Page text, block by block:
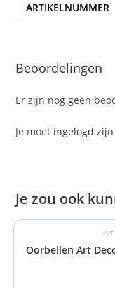
ARTIKELNUMMER
Beoordelingen
Er zijn nog geen
Je moet ingelogd zijn
Je zou ook
Oorbellen Art